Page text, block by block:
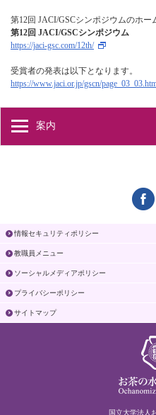
第12回 JACI/GSCシンポジウムのホー
第12回 JACI/GSCシンポジウム
https://jaci-gsc.com/12th/
受賞者の発表は以下となります。
https://www.jaci.or.jp/gscn/
案内
情報セキュリティポリシー
教職員メニュー
ソーシャルメディアポリシー
プライバシーポリシー
サイトマップ
国立大学法人